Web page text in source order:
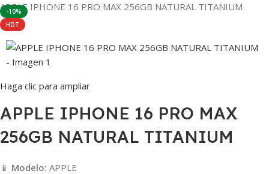
APPLE IPHONE 16 PRO MAX 256GB NATURAL TITANIUM
-10%
HOT
Haga clic para ampliar
APPLE IPHONE 16 PRO MAX
256GB NATURAL TITANIUM
📱 Modelo: APPLE